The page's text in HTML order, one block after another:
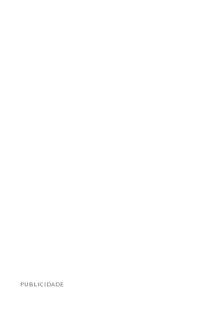
PUBLICIDADE